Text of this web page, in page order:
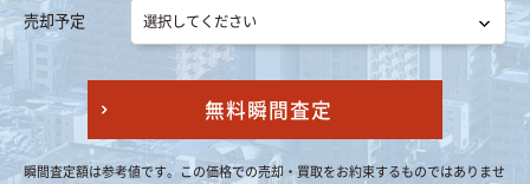
売却予定
無料瞬間査定
瞬間査定額は参考値です。この価格での売却・買取をお約束するものではありませ